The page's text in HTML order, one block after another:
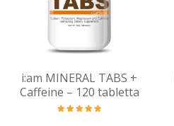
i:am MINERAL TABS +
Caffeine – 120 tabletta